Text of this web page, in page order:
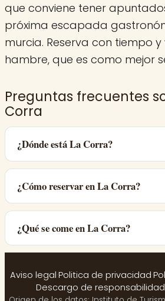
que conviene tener
próxima escapada
murcia. Reserva con tiempo y
hambre, que es como mejor
Preguntas frecuentes
Corra
¿Dónde está La Corra?
¿Cómo reservar en La Corra?
¿Qué se come en La Corra?
Aviso legal·Politica de privacidad·
Descargo de responsabilidad